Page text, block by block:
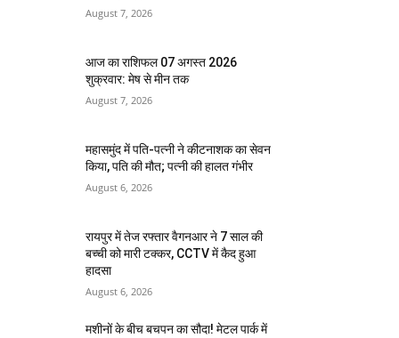
August 7, 2026
आज का राशिफल 07 अगस्त 2026
शुक्रवार: मेष से मीन तक
August 7, 2026
महासमुंद में पति-पत्नी ने कीटनाशक का सेवन
किया, पति की मौत; पत्नी की हालत गंभीर
August 6, 2026
रायपुर में तेज रफ्तार वैगनआर ने 7 साल की
बच्ची को मारी टक्कर, CCTV में कैद हुआ
हादसा
August 6, 2026
मशीनों के बीच बचपन का सौदा! मेटल पार्क में